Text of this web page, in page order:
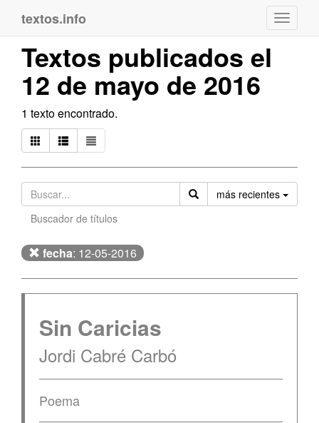
textos.info
Textos publicados el
12 de mayo de 2016
1 texto encontrado.
más recientes
Buscador de títulos
fecha: 12-05-2016
Sin Caricias
Jordi Cabré Carbó
Poema